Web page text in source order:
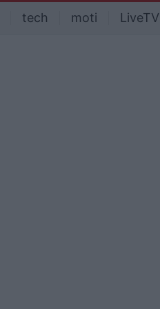
tech moti LiveTV